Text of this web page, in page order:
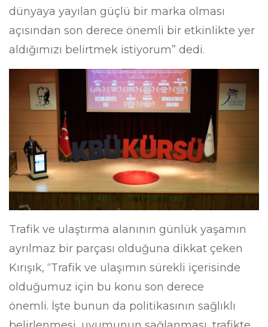
dünyaya yayılan güçlü bir marka olması
açısından son derece önemli bir etkinlikte yer
aldığımızı belirtmek istiyorum” dedi.
Trafik ve ulaştırma alanının günlük yaşamın
ayrılmaz bir parçası olduğuna dikkat çeken
Kırışık, “Trafik ve ulaşımın sürekli içerisinde
olduğumuz için bu konu son derece
önemli. İşte bunun da politikasının sağlıklı